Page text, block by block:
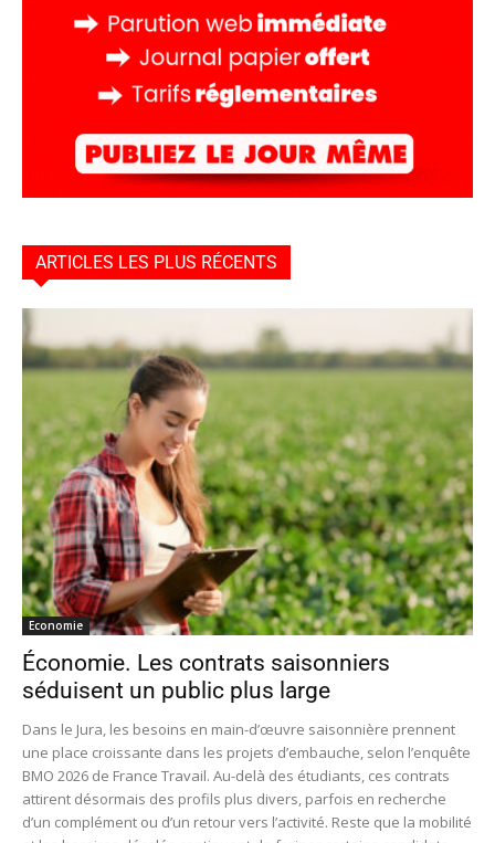
ARTICLES LES PLUS RÉCENTS
Economie
Économie. Les contrats saisonniers
séduisent un public plus large
Dans le Jura, les besoins en main-d’œuvre saisonnière prennent
une place croissante dans les projets d’embauche, selon l’enquête
BMO 2026 de France Travail. Au-delà des étudiants, ces contrats
attirent désormais des profils plus divers, parfois en recherche
d’un complément ou d’un retour vers l’activité. Reste que la mobilité